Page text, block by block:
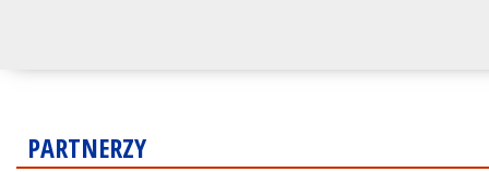
PARTNERZY